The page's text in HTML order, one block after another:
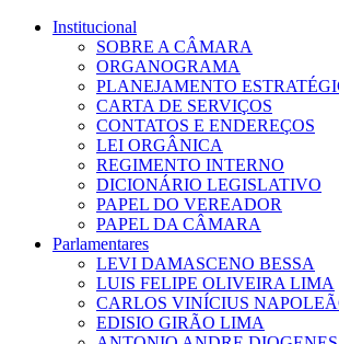
Institucional
SOBRE A CÂMARA
ORGANOGRAMA
PLANEJAMENTO
CARTA DE SERVIÇOS
CONTATOS E ENDEREÇOS
LEI ORGÂNICA
REGIMENTO INTERNO
DICIONÁRIO LEGISLATIVO
PAPEL DO VEREADOR
PAPEL DA CÂMARA
Parlamentares
LEVI DAMASCENO BESSA
LUIS FELIPE OLIVEIRA LIMA
CARLOS VINÍCIUS
EDISIO GIRÃO LIMA